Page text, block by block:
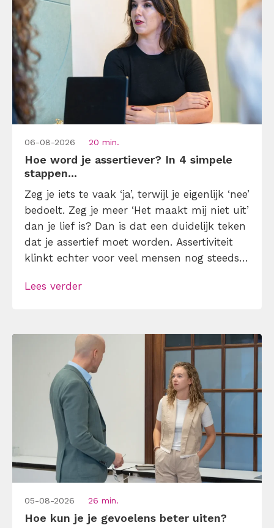
06-08-2026 20 min.
Hoe word je assertiever? In 4 simpele
stappen...
Zeg je iets te vaak ‘ja’, terwijl je eigenlijk ‘nee’
bedoelt. Zeg je meer ‘Het maakt mij niet uit’
dan je lief is? Dan is dat een duidelijk teken
dat je assertief moet worden. Assertiviteit
klinkt echter voor veel mensen nog steeds
maar dat is niet zo. Assertiviteit draait juist
Lees verder
05-08-2026 26 min.
Hoe kun je je gevoelens beter uiten?